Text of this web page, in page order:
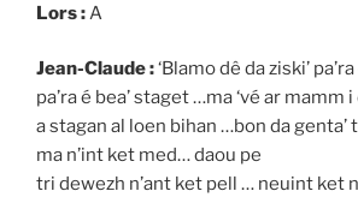
Lors :A
Jean-Claude :‘Blamo dê da ziski’
pa’ra é bea’ staget …ma ‘vé ar mamm i
a stagan al loen bihan …bon da genta’
ma n’int ket med… daou pe
tri dewezh n’ant ket pell … neuint ket